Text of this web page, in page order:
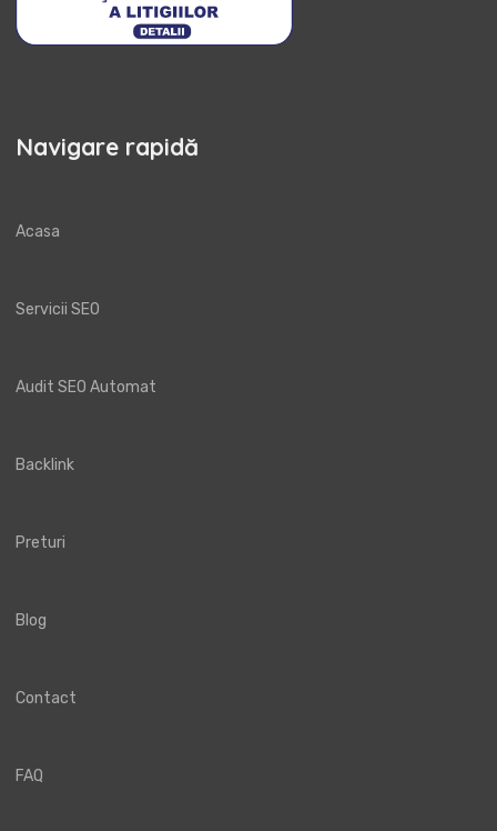
Navigare rapidă
Acasa
Servicii SEO
Audit SEO Automat
Backlink
Preturi
Blog
Contact
FAQ